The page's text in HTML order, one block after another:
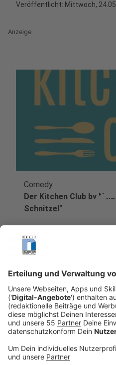
Veröffentlicht: Mittwoch,
Anzeige
Comedy
Der Kitchen Club by
Schnitzel"
Anzeige
Das Rezept: "Das
Anzeige
Für das Schnitzel
100g Mehl